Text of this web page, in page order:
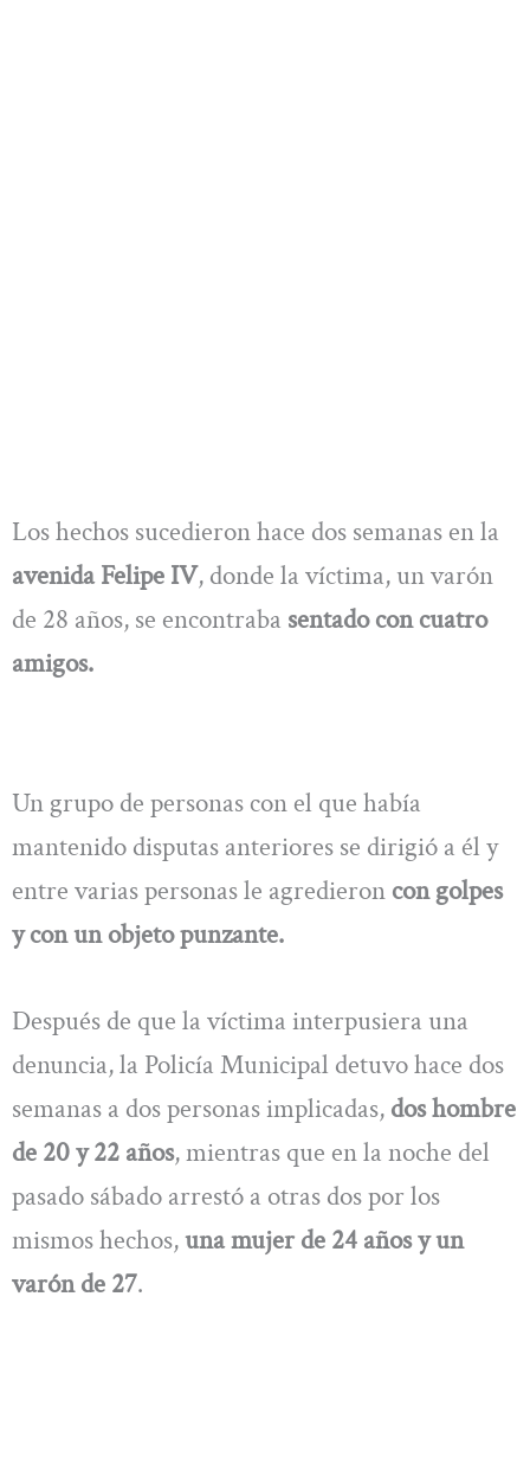
Los hechos sucedieron hace dos semanas en la
avenida Felipe IV, donde la víctima, un varón
de 28 años, se encontraba sentado con cuatro
amigos.
Un grupo de personas con el que había
mantenido disputas anteriores se dirigió a él y
entre varias personas le agredieron con golpes
y con un objeto punzante.
Después de que la víctima interpusiera una
denuncia, la Policía Municipal detuvo hace dos
semanas a dos personas implicadas, dos hombre
de 20 y 22 años, mientras que en la noche del
pasado sábado arrestó a otras dos por los
mismos hechos,una mujer de 24 años y un
varón de 27.